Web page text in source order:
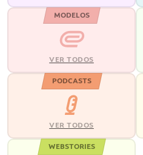
MODELOS
VER TODOS
PODCASTS
VER TODOS
WEBSTORIES